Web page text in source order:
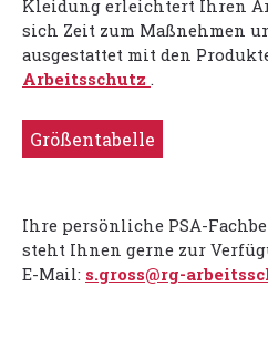
Kleidung erleichtert Ihren
sich Zeit zum Maßnehmen
ausgestattet mit den
Arbeitsschutz .
Größentabelle
Ihre persönliche PSA-
steht Ihnen gerne zur
E-Mail: s.gross@rg-